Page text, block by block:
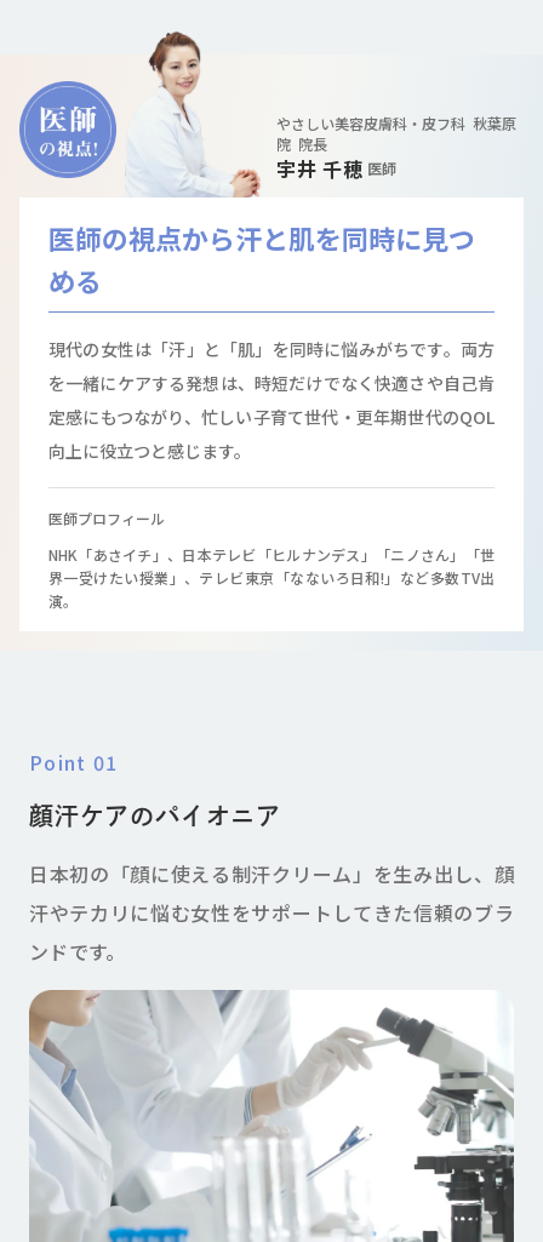
医師の視点から汗と肌を同時に見つ
める
現代の女性は「汗」と「肌」を同時に悩みがちです。両方
を一緒にケアする発想は、時短だけでなく快適さや自己肯
定感にもつながり、忙しい子育て世代・更年期世代のQOL
向上に役立つと感じます。
医師プロフィール
NHK「あさイチ」、日本テレビ「ヒルナンデス」「ニノさん」「世
界一受けたい授業」、テレビ東京「なないろ日和!」など多数TV出
演。
やさしい美容皮膚科・皮フ科 秋葉原
院 院長
宇井 千穂 医師
point 01
顔汗ケアのパイオニア
日本初の「顔に使える制汗クリーム」を生み出し、顔
汗やテカリに悩む女性をサポートしてきた信頼のブラ
ンドです。